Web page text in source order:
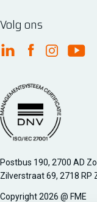
Volg ons
FME Linkedin
FME Facebook
FME
Postbus 190, 2700 AD
Zilverstraat 69, 2718 RP
Copyright 2026 @ FME